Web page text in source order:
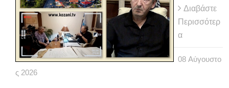
Διαβάστε
Περισσότερ
α
08 Αύγουστο
ς 2026